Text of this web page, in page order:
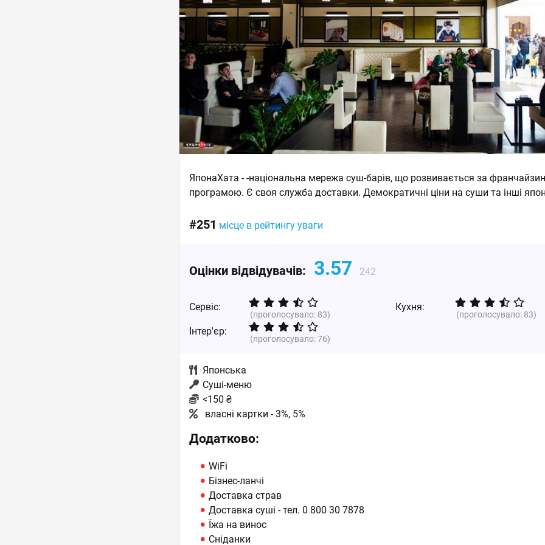
ЯпонаХата - -національна мережа суш-барів, що розвивається за
програмою. Є своя служба доставки. Демократичні ціни на суши та інші
#251 місце в рейтингу уваги
Оцінки відвідувачів: 3.57 242
Сервіс:
(проголосувало: 83)
Кухня:
(проголосувало: 83)
Інтер'єр:
(проголосувало:76)
Японська
Суші-меню
<150 ₴
власні картки - 3%, 5%
Додатково:
WiFi
Бізнес-ланчі
Доставка страв
Доставка суші - тел. 0 800 30 7878
Їжа на винос
Сніданки